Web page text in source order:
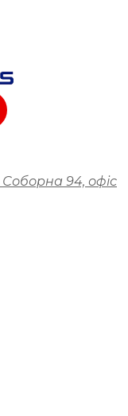
Соборна 94, офіс